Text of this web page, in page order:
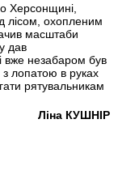
Херсонщині,
лісом, охопленим
масштаби
дав
вже незабаром був
з лопатою в руках
рятувальникам
Ліна КУШНІР